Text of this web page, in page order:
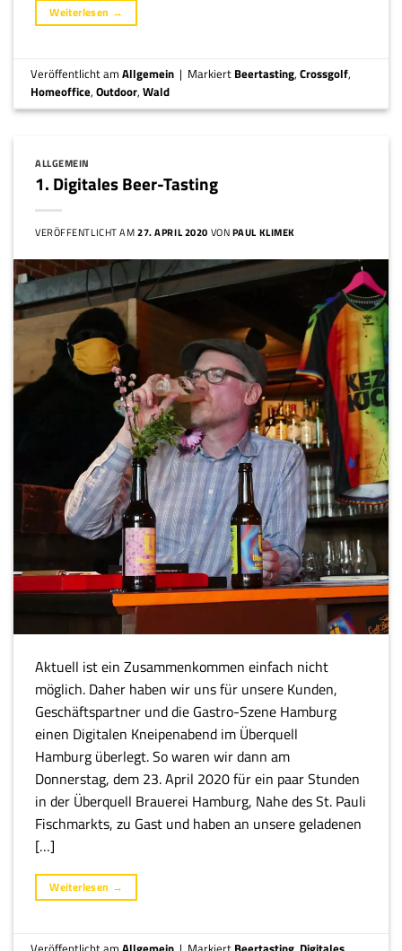
Weiterlesen →
Veröffentlicht amAllgemein | Markiert Beertasting,Crossgolf,
Homeoffice,Outdoor,Wald
ALLGEMEIN
1. Digitales Beer-Tasting
VERÖFFENTLICHT AM27. APRIL 2020 VONPAUL KLIMEK
Aktuell ist ein Zusammenkommen einfach nicht
möglich. Daher haben wir uns für unsere Kunden,
Geschäftspartner und die Gastro-Szene Hamburg
einen Digitalen Kneipenabend im Überquell
Hamburg überlegt. So waren wir dann am
Donnerstag, dem 23. April 2020 für ein paar Stunden
in der Überquell Brauerei Hamburg, Nahe des St. Pauli
Fischmarkts, zu Gast und haben an unsere geladenen
[…]
Weiterlesen →